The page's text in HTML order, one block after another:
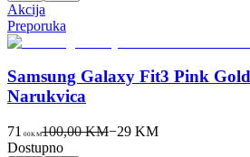
Akcija
Preporuka
Samsung Galaxy Fit3 Pink
Narukvica
71 00KM100,00 KM−29KM
Dostupno